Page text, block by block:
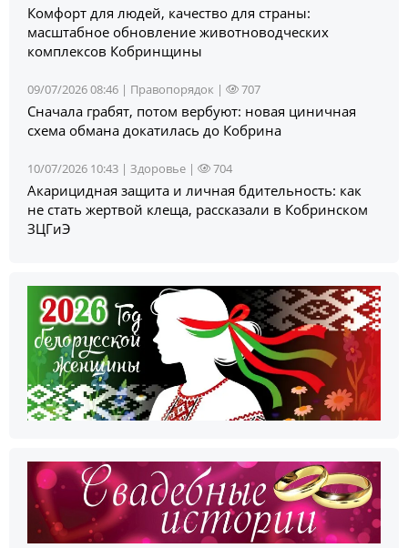
Комфорт для людей, качество для страны:
масштабное обновление животноводческих
комплексов Кобринщины
09/07/2026 08:46 | Правопорядок | 707
Сначала грабят, потом вербуют: новая циничная
схема обмана докатилась до Кобрина
10/07/2026 10:43 | Здоровье | 704
Акарицидная защита и личная бдительность: как
не стать жертвой клеща, рассказали в Кобринском
ЗЦГиЭ